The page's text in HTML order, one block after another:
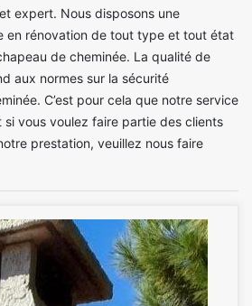
expert. Nous disposons une
en rénovation de tout type et tout état
de cheminée. La qualité de
aux normes sur la sécurité
C’est pour cela que notre service
si vous voulez faire partie des clients
prestation, veuillez nous faire